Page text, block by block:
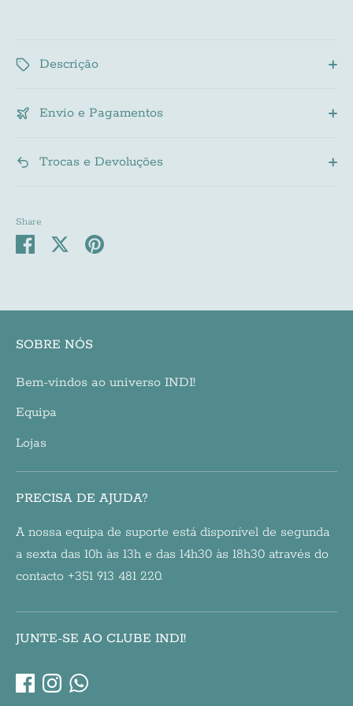
Descrição
Envio e Pagamentos
Trocas e Devoluções
Share
Share SharePin
SOBRE NÓS
Bem-vindos ao universo INDI!
Equipa
Lojas
PRECISA DE AJUDA?
A nossa equipa de suporte está disponível de segunda
a sexta das 10h às 13h e das 14h30 às 18h30 através do
contacto +351 913 481 220.
JUNTE-SE AO CLUBE INDI!